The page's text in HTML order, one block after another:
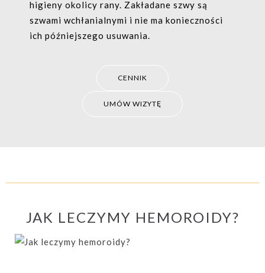
higieny okolicy rany. Zakładane szwy są
szwami wchłanialnymi i nie ma konieczności
ich późniejszego usuwania.
CENNIK
UMÓW WIZYTĘ
JAK LECZYMY HEMOROIDY?